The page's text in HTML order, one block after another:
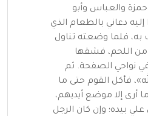
والعباس وأبو
دعاني بالطعام الذي
فلما وضعته تناول
اللحم، فشقها
في نواحي الصفحة. ثم
، فأكل القوم حتى ما
أرى إلا موضع أيديهم،
بيده؛ وإن كان الرجل